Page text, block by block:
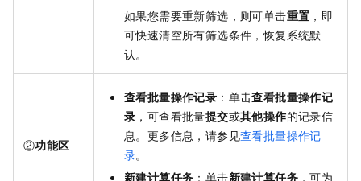
如果您需要重新筛选，则可单击重置 ，即
可快速清空所有筛选条件，恢复系统默
认。
②功能区
查看批量操作记录 ：单击查看批量操作记
录 ，可查看批量提交或其他操作的记录信
息。更多信息，请参见查看批量操作记
录。
新建计算任务 ：单击新建计算任务 ，可为